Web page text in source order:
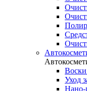
Уход
Нано-